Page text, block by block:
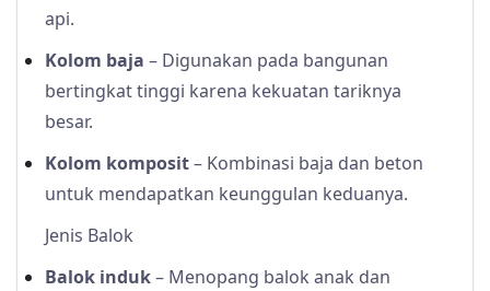
api.
Kolom baja – Digunakan pada bangunan
bertingkat tinggi karena kekuatan tariknya
besar.
Kolom komposit– Kombinasi baja dan beton
untuk mendapatkan keunggulan keduanya.
Jenis Balok
Balok induk– Menopang balok anak dan